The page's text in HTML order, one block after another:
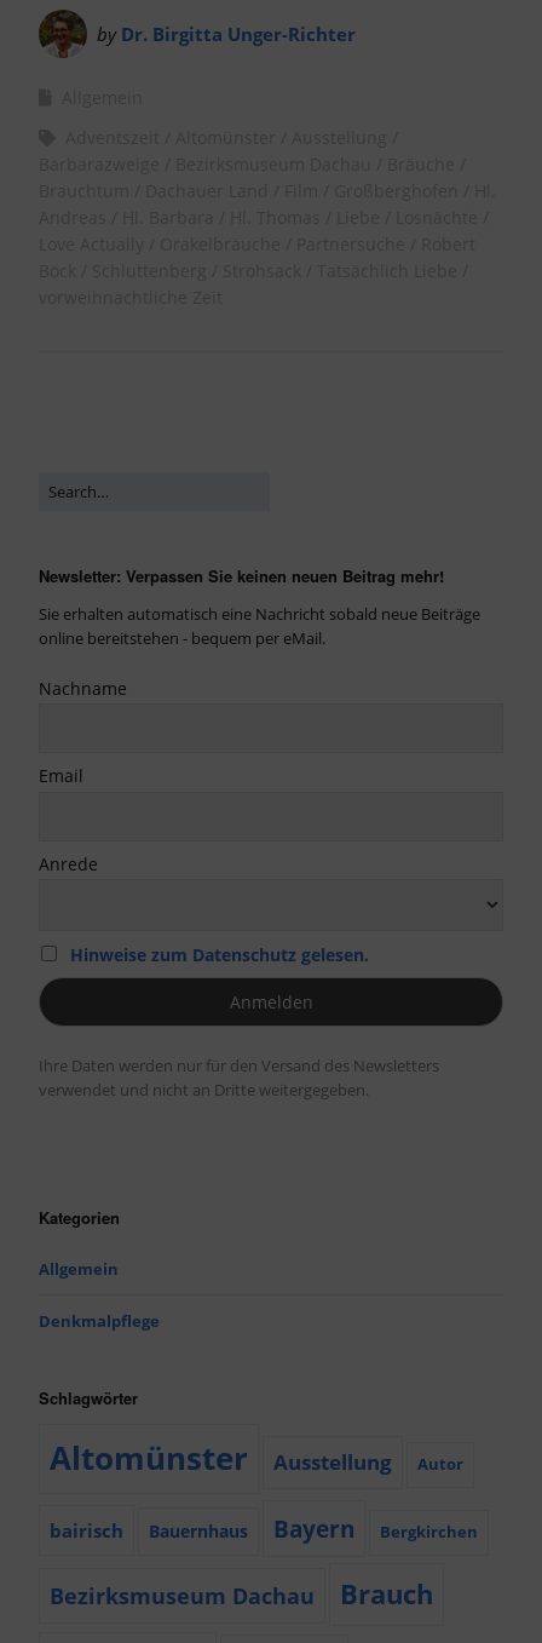
by Dr. Birgitta Unger-Richter
Newsletter: Verpassen Sie keinen neuen Beitrag mehr!
Sie erhalten automatisch eine Nachricht sobald neue Beiträge
online bereitstehen - bequem per eMail.
Nachname
Email
Anrede
Hinweise zum Datenschutz gelesen.
Ihre Daten werden nur für den Versand des Newsletters
verwendet und nicht an Dritte weitergegeben.
Kategorien
Allgemein
Denkmalpflege
Schlagwörter
Altomünster Ausstellung Autor
bairisch Bauernhaus Bayern Bergkirchen
Bezirksmuseum Dachau Brauch